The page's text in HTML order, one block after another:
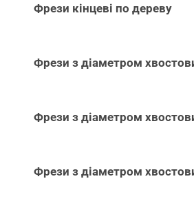
Фрези кінцеві по дереву
Фрези з діаметром
Фрези з діаметром
Фрези з діаметром